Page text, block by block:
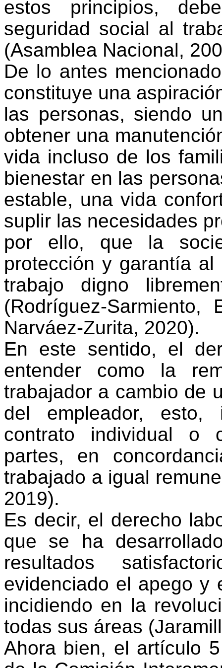
estos principios,
seguridad social al
(Asamblea Nacional,
De lo antes
constituye una
las personas, siendo
obtener una
vida incluso de los
bienestar en las
estable, una vida
suplir las necesidades
por ello, que la
protección y garantía
trabajo digno
(Rodríguez-Sarmiento,
Narváez-Zurita, 2020).
En este sentido, el
entender como la
trabajador a cambio de
del empleador, esto,
contrato individual o
partes, en
trabajado a igual
2019).
Es decir, el derecho
que se ha
resultados
evidenciado el apego y
incidiendo en la
todas sus áreas
Ahora bien, el artículo